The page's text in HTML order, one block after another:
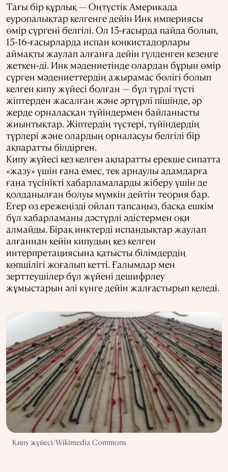
Тағы бір құрлық — Оңтүстік Америкада
еуропалықтар келгенге дейін Инк империясы
өмір сүргені белгілі. Ол 13-ғасырда пайда болып,
15-16-ғасырларда испан конкистадорлары
аймақты жаулап алғанға дейін гүлденген кезеңге
жеткен-ді. Инк мәдениетінде олардан бұрын өмір
сүрген мәдениеттердің ажырамас бөлігі болып
келген кипу жүйесі болған — бұл түрлі түсті
жіптерден жасалған және әртүрлі пішінде, әр
жерде орналасқан түйіндермен байланысты
жиынтықтар. Жіптердің түстері, түйіндердің
түрлері және олардың орналасуы белгілі бір
ақпаратты білдірген.
Кипу жүйесі кез келген ақпаратты ерекше сипатта
«жазу» үшін ғана емес, тек арнаулы адамдарға
ғана түсінікті хабарламаларды жіберу үшін де
қолданылған болуы мүмкін дейтін теория бар.
Егер өз ережеңізді ойлап тапсаңыз, басқа ешкім
бұл хабарламаны дәстүрлі әдістермен оқи
алмайды. Бірақ инктерді испандықтар жаулап
алғаннан кейін кипудың кез келген
интерпретациясына қатысты білімдердің
көпшілігі жоғалып кетті. Ғалымдар мен
зерттеушілер бұл жүйені дешифрлеу
жұмыстарын әлі күнге дейін жалғастырып келеді.
Кипу жүйесі/Wikimedia Commons